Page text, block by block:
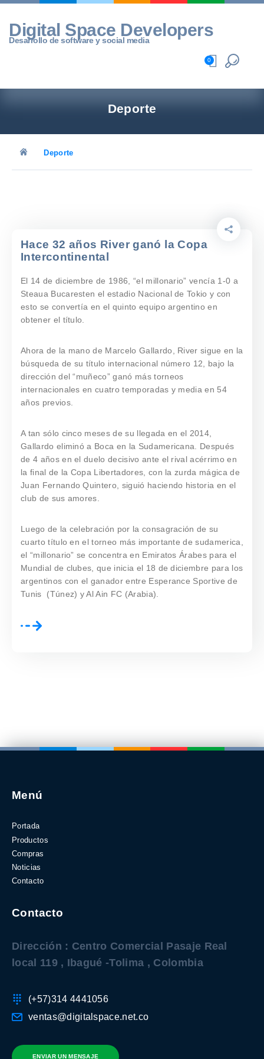
Skip
content
Digital Space Developers
Desarrollo de software y social media
0
Deporte
Deporte
Hace 32 años River ganó la Copa
Intercontinental
El 14 de diciembre de 1986, “el millonario” vencía 1-0 a
Steaua Bucaresten el estadio Nacional de Tokio y con
esto se convertía en el quinto equipo argentino en
obtener el título.
Ahora de la mano de Marcelo Gallardo, River sigue en la
búsqueda de su título internacional número 12, bajo la
dirección del “muñeco” ganó más torneos
internacionales en cuatro temporadas y media en 54
años previos.
A tan sólo cinco meses de su llegada en el 2014,
Gallardo eliminó a Boca en la Sudamericana. Después
de 4 años en el duelo decisivo ante el rival acérrimo en
la final de la Copa Libertadores, con la zurda mágica de
Juan Fernando Quintero, siguió haciendo historia en el
club de sus amores.
Luego de la celebración por la consagración de su
cuarto título en el torneo más importante de sudamerica,
el “millonario” se concentra en Emiratos Árabes para el
Mundial de clubes, que inicia el 18 de diciembre para los
argentinos con el ganador entre Esperance Sportive de
Tunis (Túnez) y Al Ain FC (Arabia).
Menú
Portada
Productos
Compras
Noticias
Contacto
Contacto
Dirección : Centro Comercial Pasaje Real
local 119 , Ibagué -Tolima , Colombia
(+57)314 4441056
ventas@digitalspace.net.co
ENVIAR UN MENSAJE